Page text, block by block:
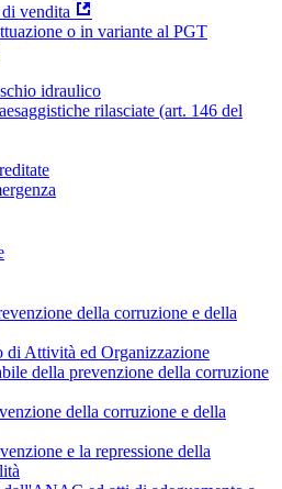
vendita
o in variante al PGT
idraulico
rilasciate (art. 146 del
della corruzione e della
di Attività ed Organizzazione
della prevenzione della corruzione
della corruzione e della
e la repressione della